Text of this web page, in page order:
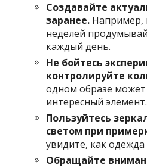
Создавайте
заранее. Например,
неделей
каждый день.
Не бойтесь
контролируйте
одном образе
интересный элемент.
Пользуйтесь
светом при
увидите, как одежда
Обращайте